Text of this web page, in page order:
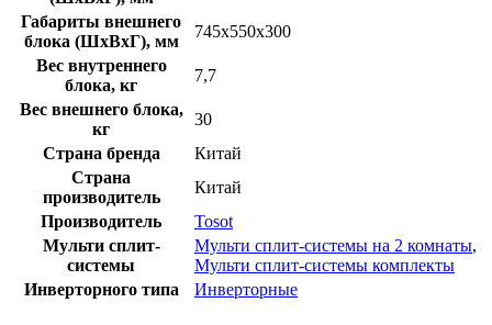
Габариты внешнего
блока (ШхВхГ), мм
745x550x300
Вес внутреннего
блока, кг
7,7
Вес внешнего блока,
кг
30
Страна бренда
Китай
Страна
производитель
Китай
Производитель
Tosot
Мульти сплит-
системы
Мульти сплит-системы на 2 комнаты,
Мульти сплит-системы комплекты
Инверторного типа
Инверторные